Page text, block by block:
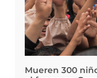
Mueren 300